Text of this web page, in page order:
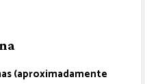
(aproximadamente